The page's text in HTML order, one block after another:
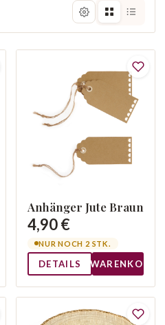
Anhänger Jute Braun
4,90 €
NUR NOCH 2 STK.
DETAILS WARENKORB